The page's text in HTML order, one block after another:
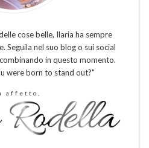
cose belle, Ilaria ha sempre
Seguila nel suo blog o sui social
in questo momento.
were born to stand out?"
affetto,